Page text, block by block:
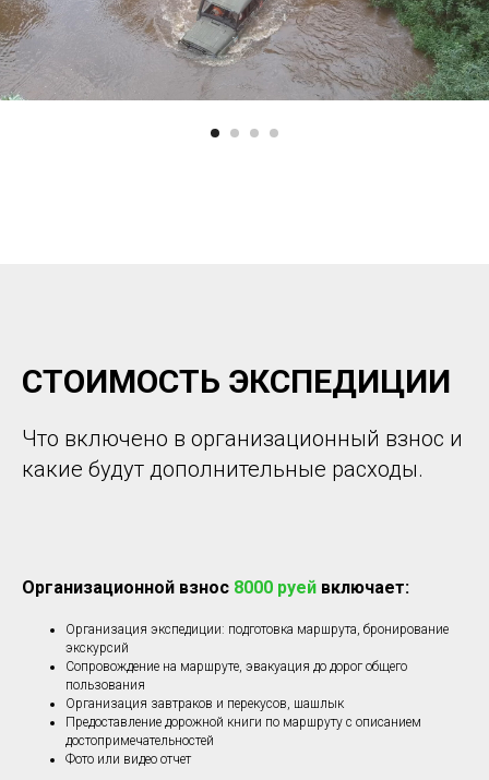
СТОИМОСТЬ ЭКСПЕДИЦИИ
Что включено в организационный взнос и
какие будут дополнительные расходы.
Организационной взнос 8000 руей включает:
Организация экспедиции: подготовка маршрута, бронирование
экскурсий
Сопровождение на маршруте, эвакуация до дорог общего
пользования
Организация завтраков и перекусов, шашлык
Предоставление дорожной книги по маршруту с описанием
достопримечательностей
Фото или видео отчет